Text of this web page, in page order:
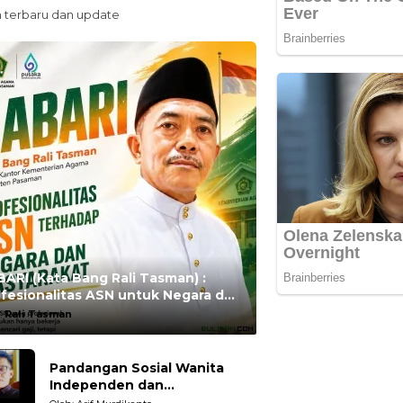
terbaru dan update
(Kata Bang Rali Tasman) :
ASN untuk Negara dan
Rali Tasman
Pandangan Sosial Wanita
Independen dan